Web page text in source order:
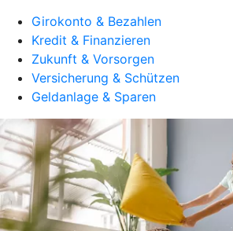
Girokonto & Bezahlen
Kredit & Finanzieren
Zukunft & Vorsorgen
Versicherung & Schützen
Geldanlage & Sparen